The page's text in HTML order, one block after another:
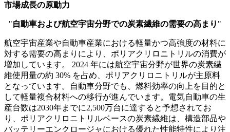
市場成長の原動力
"自動車および航空宇宙分野での炭素繊維の需要の高まり "
航空宇宙産業や自動車産業における軽量かつ高強度の材料に
対する需要の高まりにより、ポリアクリロニトリルの消費が
増加しています。 2024 年には航空宇宙分野が世界の炭素繊
維使用量の約 30% を占め、ポリアクリロニトリルが主原料
となっています。自動車分野でも、燃料効率の向上を目的と
して軽量複合材料への移行が進んでいます。電気自動車の生
産台数は2030年までに2,500万台に達すると予想されてお
り、ポリアクリロニトリルベースの炭素繊維は、構造部品や
バッテリーエンクロージャにおける優れた性能特性により注